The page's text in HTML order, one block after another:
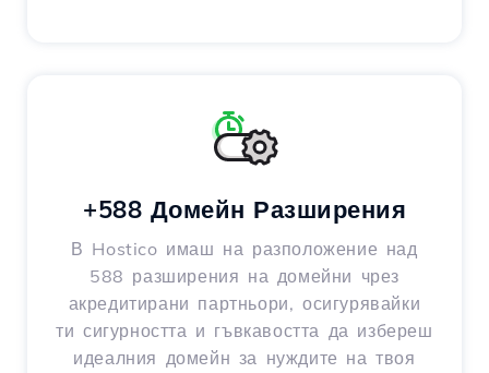
+588 Домейн Разширения
В Hostico имаш на разположение над
588 разширения на домейни чрез
акредитирани партньори, осигурявайки
ти сигурността и гъвкавостта да избереш
идеалния домейн за нуждите на твоя